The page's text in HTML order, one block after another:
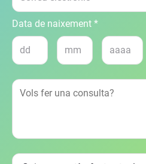
Data de naixement *